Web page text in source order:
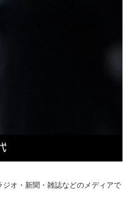
オ・新聞・雑誌などのメディアで